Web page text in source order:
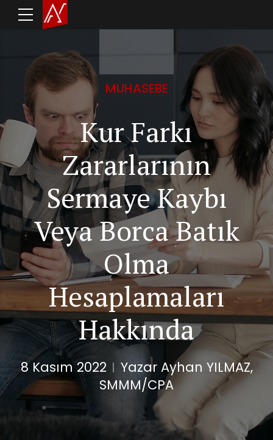
MUHASEBE
Kur Farkı
Zararlarının
Sermaye Kaybı
Veya Borca Batık
Olma
Hesaplamaları
Hakkında
8 Kasım 2022
Yazar Ayhan YILMAZ,
SMMM/CPA